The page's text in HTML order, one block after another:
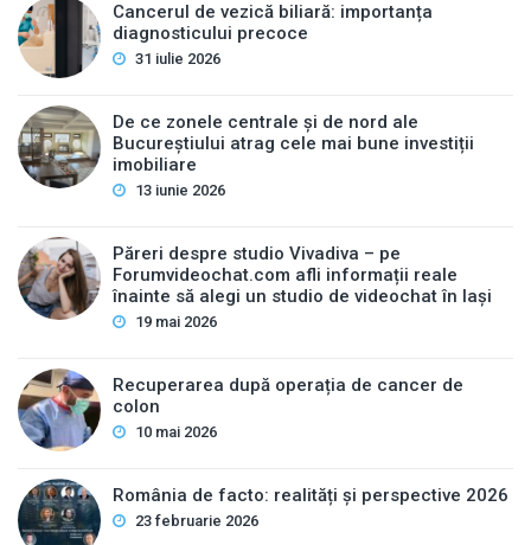
Cancerul de vezică biliară: importanța
diagnosticului precoce
31 iulie 2026
De ce zonele centrale și de nord ale
Bucureștiului atrag cele mai bune investiții
imobiliare
13 iunie 2026
Păreri despre studio Vivadiva – pe
Forumvideochat.com afli informații reale
înainte să alegi un studio de videochat în Iași
19 mai 2026
Recuperarea după operația de cancer de
colon
10 mai 2026
România de facto: realități și perspective 2026
23 februarie 2026